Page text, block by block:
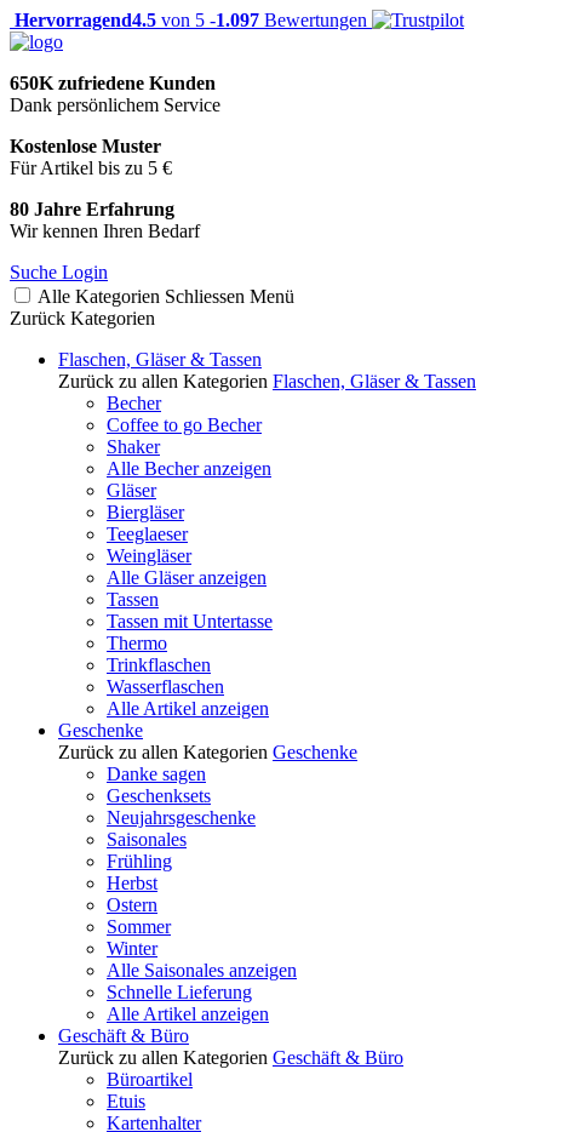
Hervorragend4.5 von 5 -1.097 Bewertungen
650K zufriedene Kunden
Dank persönlichem Service
Kostenlose Muster
Für Artikel bis zu 5 €
80 Jahre Erfahrung
Wir kennen Ihren Bedarf
Suche Login
Alle Kategorien Schliessen Menü
Zurück Kategorien
Flaschen, Gläser & Tassen
Zurück zu allen Kategorien Flaschen, Gläser & Tassen
Becher
Coffee to go Becher
Shaker
Alle Becher anzeigen
Gläser
Biergläser
Teeglaeser
Weingläser
Alle Gläser anzeigen
Tassen
Tassen mit Untertasse
Thermo
Trinkflaschen
Wasserflaschen
Alle Artikel anzeigen
Geschenke
Zurück zu allen Kategorien Geschenke
Danke sagen
Geschenksets
Neujahrsgeschenke
Saisonales
Frühling
Herbst
Ostern
Sommer
Winter
Alle Saisonales anzeigen
Schnelle Lieferung
Alle Artikel anzeigen
Geschäft & Büro
Zurück zu allen Kategorien Geschäft & Büro
Büroartikel
Etuis
Kartenhalter